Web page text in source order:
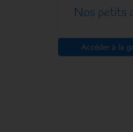
Nos petits
Accéder à la